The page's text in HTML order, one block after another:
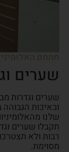
שערים
שערים וגדרות
ובאיכות הגבוהה
שלנו
תקבלו שערים
רבות ולא
מסוימת.